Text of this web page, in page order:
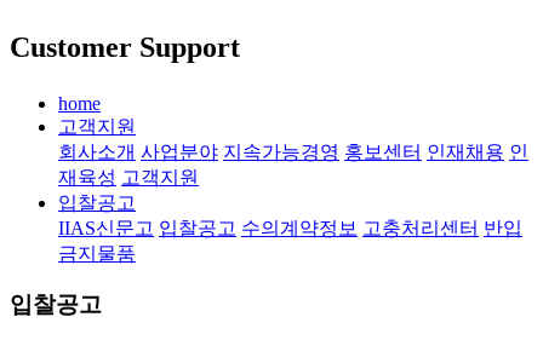
Customer Support
home
고객지원
회사소개 사업분야 지속가능경영 홍보센터 인재채용 인
재육성 고객지원
입찰공고
IIAS신문고 입찰공고 수의계약정보 고충처리센터 반입
금지물품
입찰공고